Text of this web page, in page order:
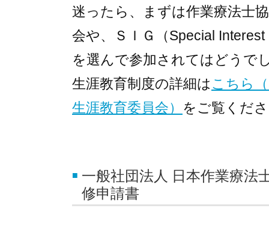
迷ったら、まずは作業療法士
会や、ＳＩＧ（Special
を選んで参加されてはどうで
生涯教育制度の詳細はこちら
生涯教育委員会） をご覧くだ
一般社団法人 日本作業療法
修申請書